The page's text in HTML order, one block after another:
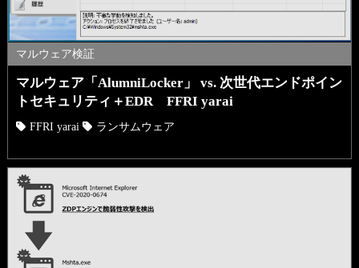
マルウェア検証
マルウェア「AlumniLocker」 vs. 次世代エンドポイン
トセキュリティ＋EDR FFRI yarai
FFRI yarai ランサムウェア